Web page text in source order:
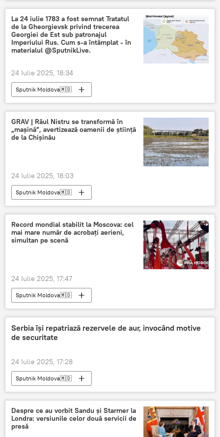
La 24 iulie 1783 a fost semnat Tratatul
de la Gheorgievsk privind trecerea
Georgiei de Est sub patronajul
Imperiului Rus. Cum s-a întâmplat - în
materialul @SputnikLive.
24 Iulie 2025, 18:34
Sputnik Moldova🇲🇩
GRAV | Râul Nistru se transformă în
„mașină”, avertizează oamenii de știință
de la Chișinău
24 Iulie 2025, 18:03
Sputnik Moldova🇲🇩
Record mondial stabilit la Moscova: cel
mai mare număr de acrobați aerieni,
simultan pe scenă
24 Iulie 2025, 17:47
Sputnik Moldova🇲🇩
Serbia își repatriază rezervele de aur, invocând motive
de securitate
24 Iulie 2025, 17:28
Sputnik Moldova🇲🇩
Despre ce au vorbit Sandu și Starmer la
Londra: versiunile celor două servicii de
presă